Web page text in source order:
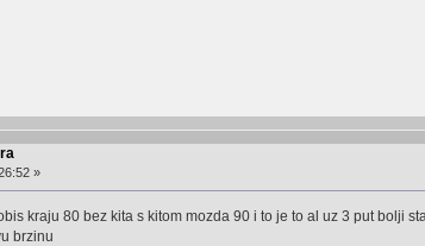
»
kraju 80 bez kita s kitom mozda 90 i to je to al uz 3 put bolji
brzinu